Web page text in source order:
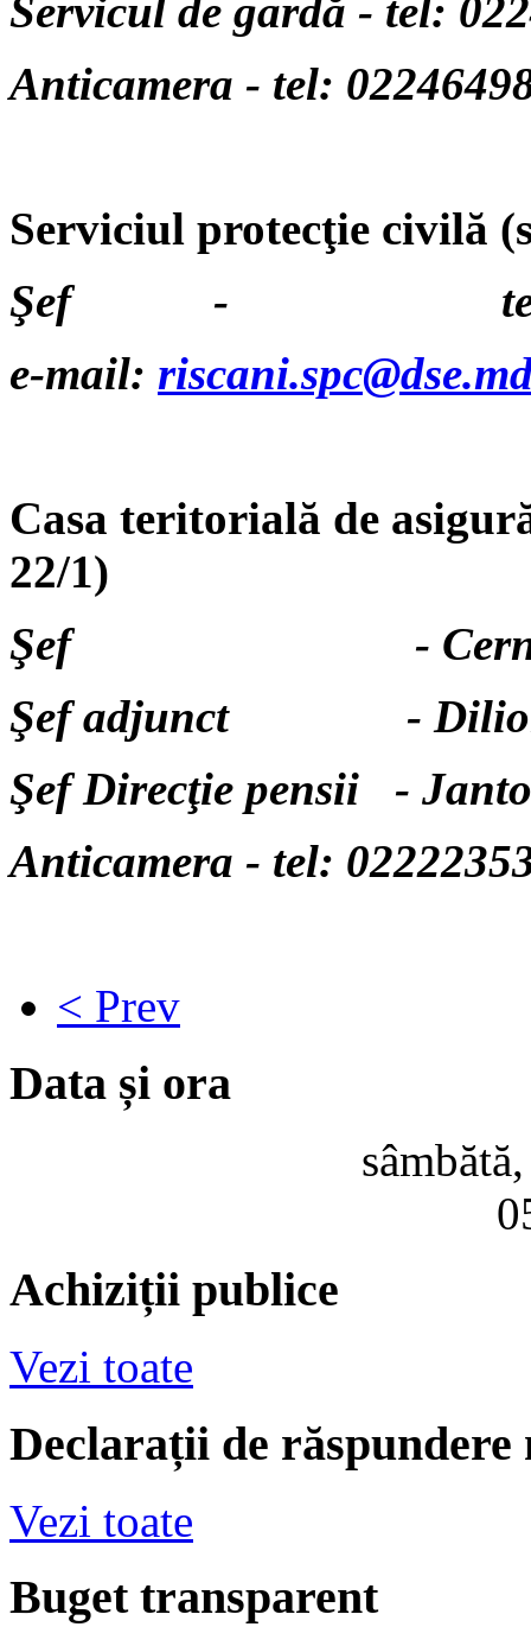
Servicul de gardă - tel:
Anticamera - tel:
Serviciul protecţie civilă
Şef -
e-mail:
Casa teritorială de
22/1)
Şef - Cernei
Şef adjunct - Dilion
Şef Direcţie pensii -
Anticamera - tel:
< Prev
Data și ora
Achiziții publice
Vezi toate
Declarații de răspundere
Vezi toate
Buget transparent